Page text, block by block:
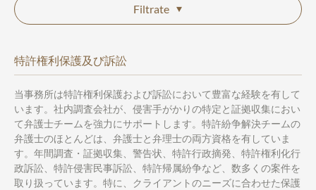
Filtrate
特許権利保護及び訴訟
当事務所は特許権利保護および訴訟において豊富な経験を有して
います。社内調査会社が、侵害手がかりの特定と証拠収集におい
て弁護士チームを強力にサポートします。特許紛争解決チームの
弁護士のほとんどは、弁護士と弁理士の両方資格を有していま
す。年間調査・証拠収集、警告状、特許行政摘発、特許権利化行
政訴訟、特許侵害民事訴訟、特許帰属紛争など、数多くの案件を
取り扱っています。特に、クライアントのニーズに合わせた保護